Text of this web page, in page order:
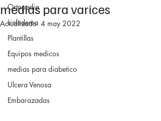
Ortopedia
Linfedema
Plantillas
Equipos medicos
medias para diabetico
Ulcera Venosa
Embarazadas
medias para varices
Actualizado: 4 may 2022